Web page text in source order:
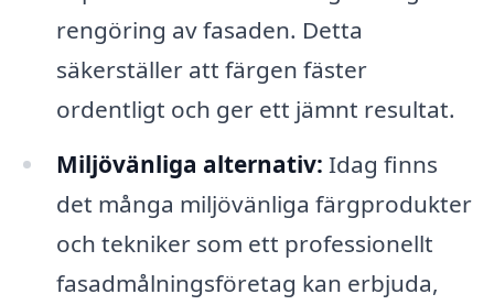
rengöring av fasaden. Detta
säkerställer att färgen fäster
ordentligt och ger ett jämnt resultat.
Miljövänliga alternativ: Idag finns
det många miljövänliga färgprodukter
och tekniker som ett professionellt
fasadmålningsföretag kan erbjuda,